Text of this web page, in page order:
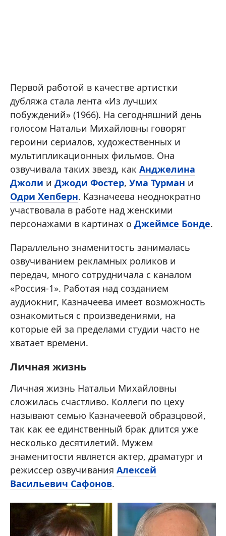
Первой работой в качестве артистки
дубляжа стала лента «Из лучших
побуждений» (1966). На сегодняшний день
голосом Натальи Михайловны говорят
героини сериалов, художественных и
мультипликационных фильмов. Она
озвучивала таких звезд, как Анджелина
Джоли и Джоди Фостер, Ума Турман и
Одри Хепберн. Казначеева неоднократно
участвовала в работе над женскими
персонажами в картинах о Джеймсе Бонде.
Параллельно знаменитость занималась
озвучиванием рекламных роликов и
передач, много сотрудничала с каналом
«Россия-1». Работая над созданием
аудиокниг, Казначеева имеет возможность
ознакомиться с произведениями, на
которые ей за пределами студии часто не
хватает времени.
Личная жизнь
Личная жизнь Натальи Михайловны
сложилась счастливо. Коллеги по цеху
называют семью Казначеевой образцовой,
так как ее единственный брак длится уже
несколько десятилетий. Мужем
знаменитости является актер, драматург и
режиссер озвучивания Алексей
Васильевич Сафонов.